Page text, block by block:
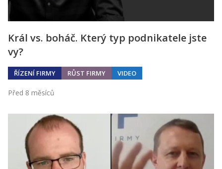
Král vs. boháč. Který typ podnikatele jste
vy?
ŘÍZENÍ FIRMY RŮST FIRMY VIDEO
Před 8 měsíců